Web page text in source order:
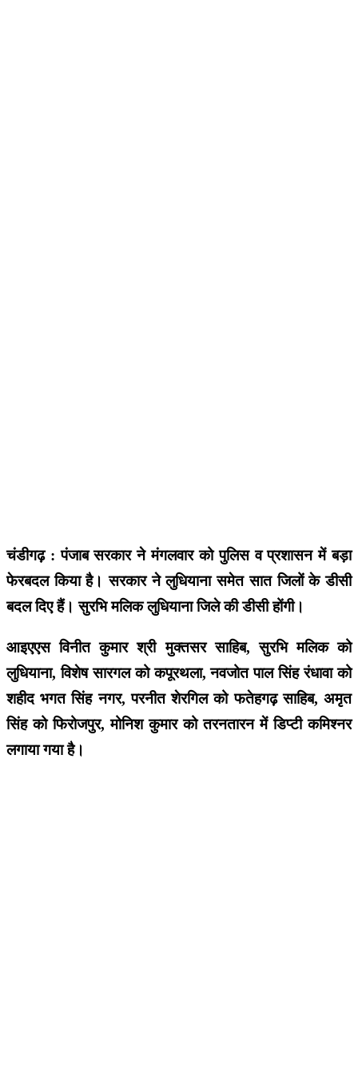
चंडीगढ़ : पंजाब सरकार ने मंगलवार को पुलिस व प्रशासन में बड़ा
फेरबदल किया है। सरकार ने लुधियाना समेत सात जिलों के डीसी
बदल दिए हैं। सुरभि मलिक लुधियाना जिले की डीसी होंगी।
आइएएस विनीत कुमार श्री मुक्तसर साहिब, सुरभि मलिक को
लुधियाना, विशेष सारगल को कपूरथला, नवजोत पाल सिंह रंधावा को
शहीद भगत सिंह नगर, परनीत शेरगिल को फतेहगढ़ साहिब, अमृत
सिंह को फिरोजपुर, मोनिश कुमार को तरनतारन में डिप्टी कमिश्नर
लगाया गया है।